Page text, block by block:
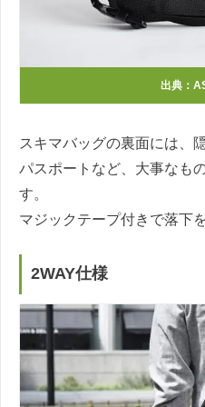
出典：
スキマバッグの裏面には、
パスポートなど、大事なも
す。
マジックテープ付きで落下
2WAY仕様